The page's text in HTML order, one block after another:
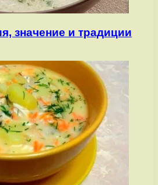
значение и традиции